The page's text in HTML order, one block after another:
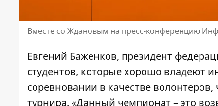
Вместе со Ждановым на пресс-конференцию
Евгений Баженков, президент
студентов, которые хорошо владеют
соревновании в качестве
турнира. «Данный чемпионат – это